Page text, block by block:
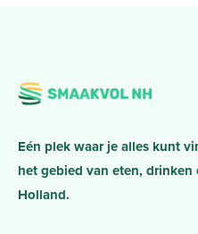
Eén plek waar je alles kunt
het gebied van eten,
Holland.